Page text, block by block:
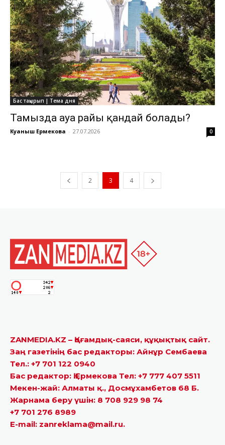
Бас тақырып | Тема дня
Тамызда ауа райы қандай болады?
Куаныш Ермекова - 27.07.2026 0
2 3 4
ZANMEDIA.KZ – Қоғамдық-саяси, құқықтық сайт.
Заң газетінің бас редакторы: Айнұр Сембаева
Тел.: +7 701 122 0940
Бас редактор: Қ.Ермекова Тел: +7 777 407 5511
Мекен-жай: Алматы қ., Досмұхамбетов 68 Б.
Жарнама беру үшін: 8 708 929 98 74
+7 701 276 8989
E-mail: zanreklama@mail.ru.